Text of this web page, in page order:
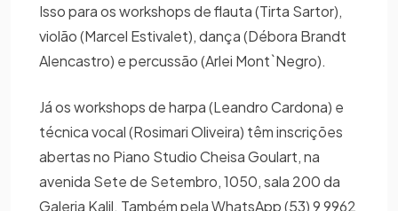
Isso para os workshops de flauta (Tirta Sartor),
violão (Marcel Estivalet), dança (Débora Brandt
Alencastro) e percussão (Arlei Mont`Negro).
Já os workshops de harpa (Leandro Cardona) e
técnica vocal (Rosimari Oliveira) têm inscrições
abertas no Piano Studio Cheisa Goulart, na
avenida Sete de Setembro, 1050, sala 200 da
Galeria Kalil. Também pela WhatsApp (53) 9 9962